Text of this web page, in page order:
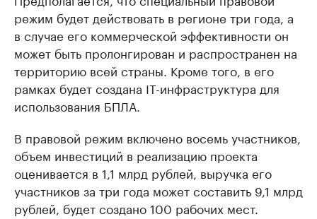
режим будет действовать в регионе три года, а
в случае его коммерческой эффективности он
может быть пролонгирован и распространен на
территорию всей страны. Кроме того, в его
рамках будет создана IT-инфраструктура для
использования БПЛА.
В правовой режим включено восемь участников,
объем инвестиций в реализацию проекта
оценивается в 1,1 млрд рублей, выручка его
участников за три года может составить 9,1 млрд
рублей, будет создано 100 рабочих мест.